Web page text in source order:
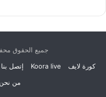
جميع الحقوق
كورة لايف
Koora live إتصل بنا
من نحن